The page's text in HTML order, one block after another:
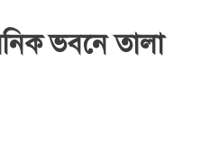
ভবনে তালা